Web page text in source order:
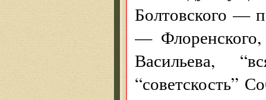
Болтовского —
—
Васильева,
“советскость”